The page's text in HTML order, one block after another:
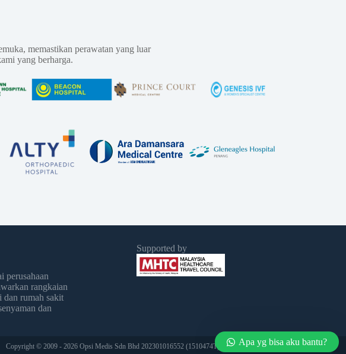
memastikan perawatan yang luar
yang berharga.
perusahaan
rangkaian
dan rumah sakit
dan
Supported by
Copyright © 2009 - 2026 Opsi Medis Sdn Bhd 202301016552 (1510474­T) All Rights Reserved.Apa yg bisa aku bantu?